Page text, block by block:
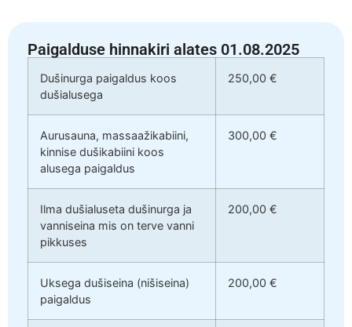
Paigalduse hinnakiri alates 01.08.2025
Dušinurga paigaldus koos
dušialusega
250,00 €
Aurusauna, massaažikabiini,
kinnise dušikabiini koos
alusega paigaldus
300,00 €
Ilma dušialuseta dušinurga ja
vanniseina mis on terve vanni
pikkuses
200,00 €
Uksega dušiseina (nišiseina)
paigaldus
200,00 €